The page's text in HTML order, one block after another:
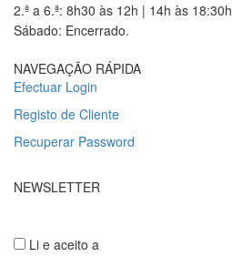
2.ª a 6.ª: 8h30 às 12h | 14h às 18:30h
Sábado: Encerrado.
NAVEGAÇÃO RÁPIDA
Efectuar Login
Registo de Cliente
Recuperar Password
NEWSLETTER
Li e aceito a